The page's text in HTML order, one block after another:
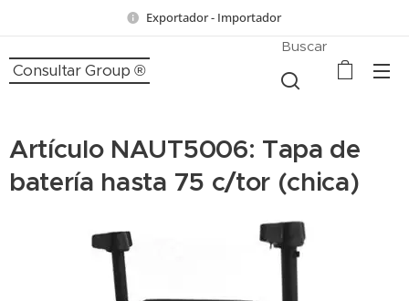
Exportador - Importador
Consultar Group ®
Buscar
Artículo NAUT5006: Tapa de
batería hasta 75 c/tor (chica)